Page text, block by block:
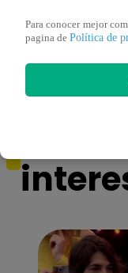
a la ‘Carta
Para conocer mejor
pagina de Política de